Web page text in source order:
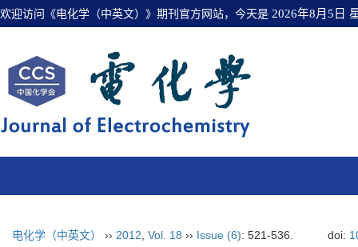
欢迎访问《电化学（中英文）》期刊官方网站，今天是 2026年8月5日
电化学（中英文） ›› 2012 Vol. 18 ›› Issue (6): 521-536. doi: